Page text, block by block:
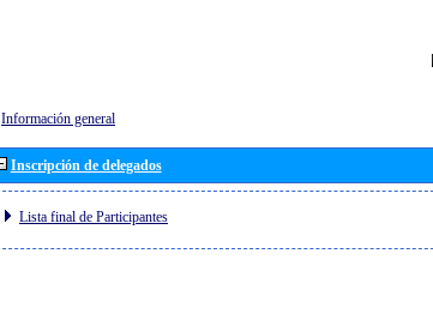
Información general
Inscripción de delegados
Lista final de Participantes